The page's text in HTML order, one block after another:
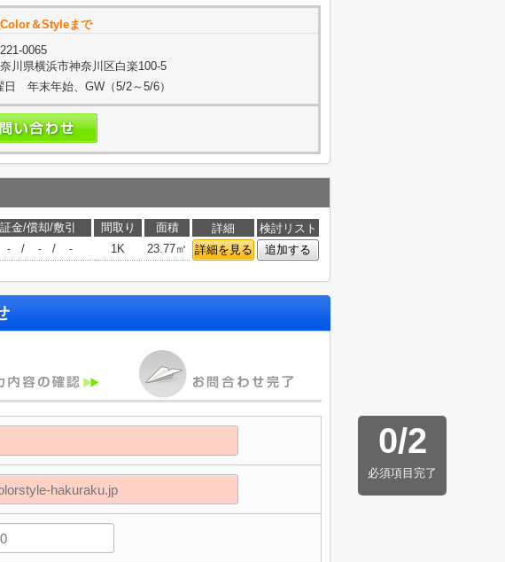
＆Styleまで
0065
川県横浜市神奈川区白楽100-5
年末年始、GW（5/2～5/6）
金/償却/敷引 間取り 面積 詳細
検討リスト
- / - / - 1K 23.77㎡ 詳細を見る 追加する
0/2
必須項目完了